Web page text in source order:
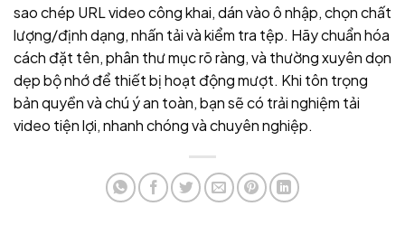
sao chép URL video công khai, dán vào ô nhập, chọn chất
lượng/định dạng, nhấn tải và kiểm tra tệp. Hãy chuẩn hóa
cách đặt tên, phân thư mục rõ ràng, và thường xuyên dọn
dẹp bộ nhớ để thiết bị hoạt động mượt. Khi tôn trọng
bản quyền và chú ý an toàn, bạn sẽ có trải nghiệm tải
video tiện lợi, nhanh chóng và chuyên nghiệp.